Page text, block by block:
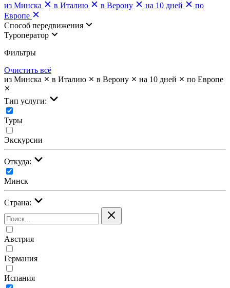
из Минска
в Италию в Верону на 10 дней
по
Европе
Cпособ передвижения
Туроператор
Фильтры
Очистить всё
из Минска
в Италию в Верону на 10 дней по Европе
Тип услуги:
Туры
Экскурсии
Откуда:
Минск
Страна:
Австрия
Германия
Испания